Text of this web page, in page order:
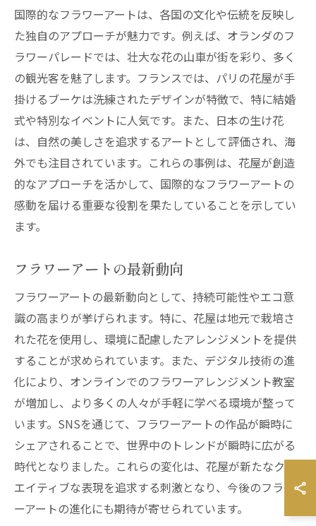
国際的なフラワーアートは、各国の文化や伝統を反映し
た独自のアプローチが魅力です。例えば、オランダのフ
ラワーパレードでは、壮大な花の山車が街を彩り、多く
の観光客を魅了します。フランスでは、パリの花屋が手
掛けるブーケは洗練されたデザインが特徴で、特に結婚
式や特別なイベントに人気です。また、日本の生け花
は、自然の美しさを追求するアートとして評価され、海
外でも注目されています。これらの事例は、花屋が創造
的なアプローチを活かして、国際的なフラワーアートの
感動を届ける重要な役割を果たしていることを示してい
ます。
フラワーアートの最新動向
フラワーアートの最新動向として、持続可能性やエコ意
識の高まりが挙げられます。特に、花屋は地元で栽培さ
れた花を使用し、環境に配慮したアレンジメントを提供
することが求められています。また、デジタル技術の進
化により、オンラインでのフラワーアレンジメント教室
が増加し、より多くの人々が手軽に学べる環境が整って
います。SNSを通じて、フラワーアートの作品が瞬時に
シェアされることで、世界中のトレンドが瞬時に広がる
時代となりました。これらの変化は、花屋が新たなクリ
エイティブな表現を追求する刺激となり、今後のフラワ
ーアートの進化にも期待が寄せられています。